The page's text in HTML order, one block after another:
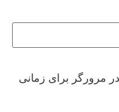
مرورگر برای زمانی